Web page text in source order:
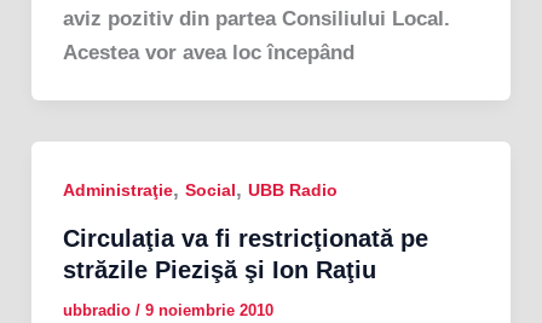
aviz pozitiv din partea Consiliului Local.
Acestea vor avea loc începând
Administraţie, Social, UBB Radio
Circulaţia va fi restricţionată pe
străzile Piezişă şi Ion Raţiu
ubbradio / 9 noiembrie 2010